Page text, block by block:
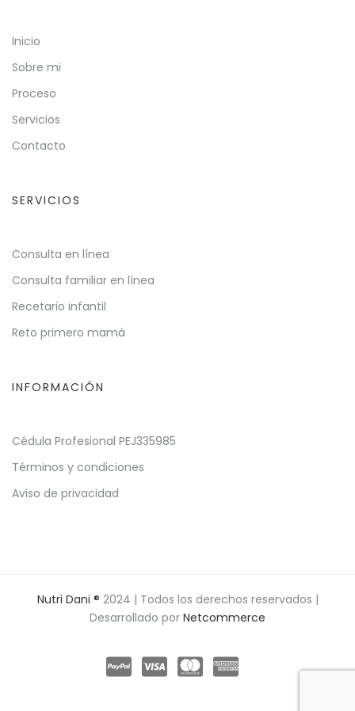
Inicio
Sobre mi
Proceso
Servicios
Contacto
SERVICIOS
Consulta en línea
Consulta familiar en línea
Recetario infantil
Reto primero mamá
INFORMACIÓN
Cédula Profesional PEJ335985
Términos y condiciones
Aviso de privacidad
Nutri Dani ® 2024 | Todos los derechos reservados |
Desarrollado por Netcommerce